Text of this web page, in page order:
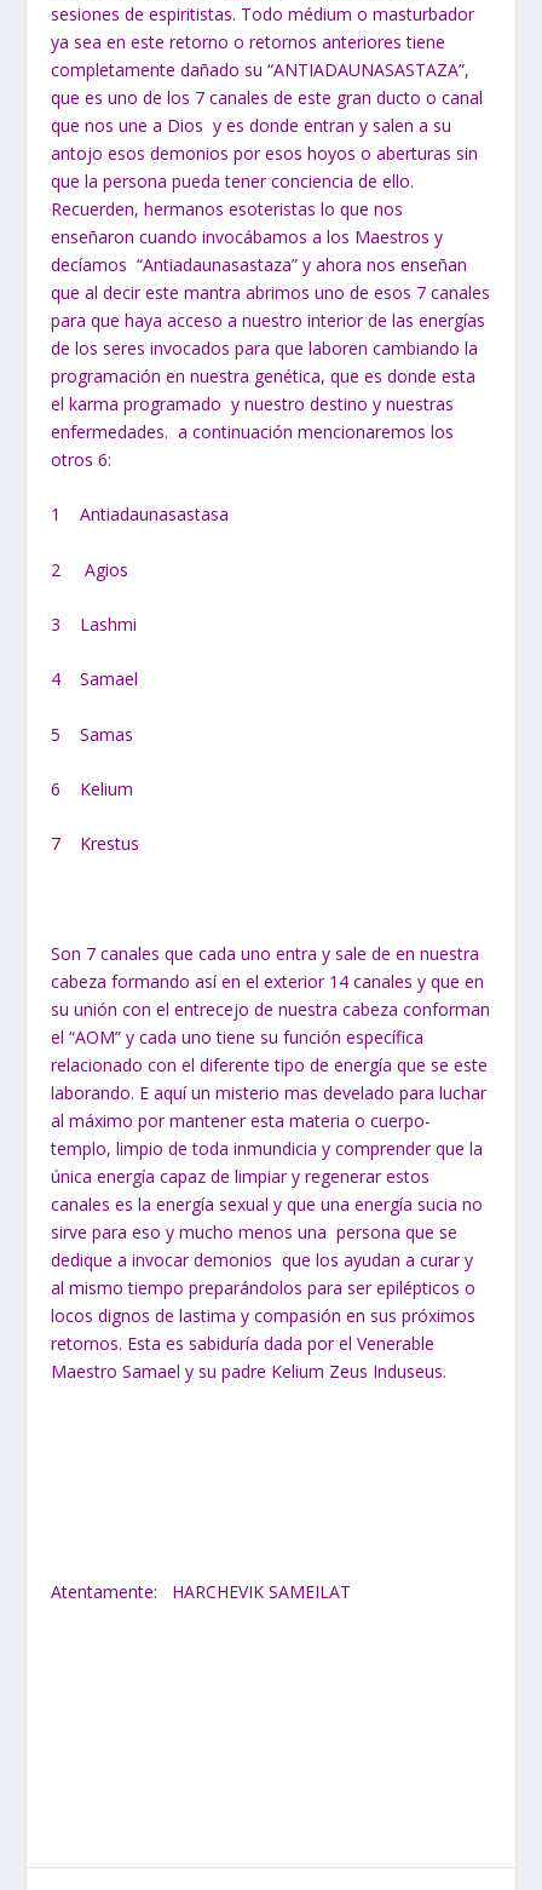
sesiones de espiritistas. Todo médium o masturbador
ya sea en este retorno o retornos anteriores tiene
completamente dañado su “ANTIADAUNASASTAZA”,
que es uno de los 7 canales de este gran ducto o canal
que nos une a Dios y es donde entran y salen a su
antojo esos demonios por esos hoyos o aberturas sin
que la persona pueda tener conciencia de ello.
Recuerden, hermanos esoteristas lo que nos
enseñaron cuando invocábamos a los Maestros y
decíamos “Antiadaunasastaza” y ahora nos enseñan
que al decir este mantra abrimos uno de esos 7 canales
para que haya acceso a nuestro interior de las energías
de los seres invocados para que laboren cambiando la
programación en nuestra genética, que es donde esta
el karma programado y nuestro destino y nuestras
enfermedades. a continuación mencionaremos los
otros 6:
1 Antiadaunasastasa
2 Agios
3 Lashmi
4 Samael
5 Samas
6 Kelium
7 Krestus
Son 7 canales que cada uno entra y sale de en nuestra
cabeza formando así en el exterior 14 canales y que en
su unión con el entrecejo de nuestra cabeza conforman
el “AOM” y cada uno tiene su función específica
relacionado con el diferente tipo de energía que se este
laborando. E aquí un misterio mas develado para luchar
al máximo por mantener esta materia o cuerpo-
templo, limpio de toda inmundicia y comprender que la
única energía capaz de limpiar y regenerar estos
canales es la energía sexual y que una energía sucia no
sirve para eso y mucho menos una persona que se
dedique a invocar demonios que los ayudan a curar y
al mismo tiempo preparándolos para ser epilépticos o
locos dignos de lastima y compasión en sus próximos
retornos. Esta es sabiduría dada por el Venerable
Maestro Samael y su padre Kelium Zeus Induseus.
Atentamente: HARCHEVIK SAMEILAT